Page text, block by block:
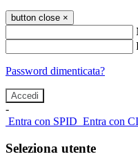
button close ×
Password dimenticata?
-
Entra con SPID Entra con
Seleziona utente